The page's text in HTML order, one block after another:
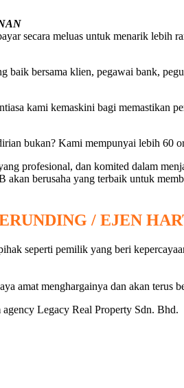
secara meluas untuk menarik lebih
baik bersama klien, pegawai bank,
kami kemaskini bagi memastikan
bukan? Kami mempunyai lebih 60
profesional, dan komited dalam
berusaha yang terbaik untuk
/ EJEN
seperti pemilik yang beri
amat menghargainya dan akan terus